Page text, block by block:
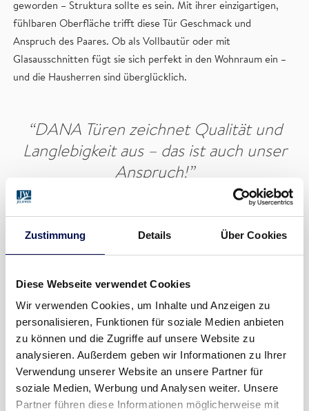
Zustimmung Details Über Cookies
Diese Webseite verwendet Cookies
Wir verwenden Cookies, um Inhalte und Anzeigen zu
personalisieren, Funktionen für soziale Medien anbieten
zu können und die Zugriffe auf unsere Website zu
analysieren. Außerdem geben wir Informationen zu Ihrer
Verwendung unserer Website an unsere Partner für
soziale Medien, Werbung und Analysen weiter. Unsere
Partner führen diese Informationen möglicherweise mit
geworden – Struktura sollte es sein. Mit ihrer einzigartigen,
fühlbaren Oberfläche trifft diese Tür Geschmack und
Anspruch des Paares. Ob als Vollbautür oder mit
Glasausschnitten fügt sie sich perfekt in den Wohnraum ein –
und die Hausherren sind überglücklich.
“DANA Türen zeichnet Qualität und
Langlebigkeit aus – das ist auch unser
Anspruch!”
MARTIN URAY | DANA PRODUKTMANAGER
FAKTEN
INNENTÜREN STRUKTURA
OBERFLÄCHE Raffeiche Crack
DRÜCKER/BESCHLAG Planofix Trondheim